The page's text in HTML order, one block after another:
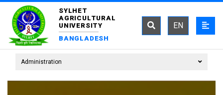
SYLHET
AGRICULTURAL
UNIVERSITY
BANGLADESH
EN
Administration